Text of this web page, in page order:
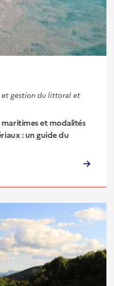
gestion du littoral et
et modalités
: un guide du